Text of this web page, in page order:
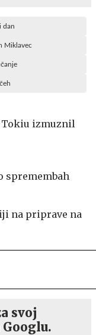
dan
Miklavec
Tokiu izmuznil
spremembah
na priprave na
svoj